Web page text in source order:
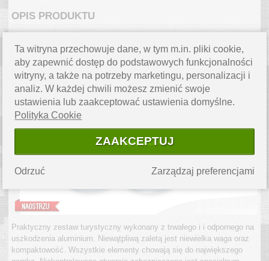
OPIS PRODUKTU
Praktyczny zestaw turystyczny wykonany z trwałego i i odpornego na
uszkodzenia aluminium. Niewątpliwą zaletą jest niewielka waga oraz
kompaktowość. Wszystkie elementy chowają się do największego
Ta witryna przechowuje dane, w tym m.in. pliki cookie,
aby zapewnić dostęp do podstawowych funkcjonalności
witryny, a także na potrzeby marketingu, personalizacji i
analiz. W każdej chwili możesz zmienić swoje
ustawienia lub zaakceptować ustawienia domyślne.
Polityka Cookie
ZAAKCEPTUJ
Zarządzaj preferencjami
Odrzuć